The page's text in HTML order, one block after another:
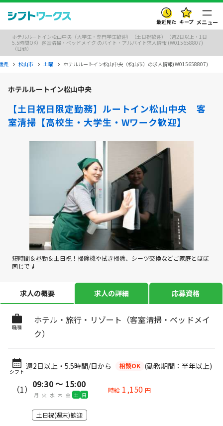
最近見た キープ メニュー
ホテルルートイン松山中央（大学生・専門学生歓迎）（土日祝歓迎）（週2日以上・1日
5.5時間OK）客室清掃・ベッドメイク のバイト・アルバイト求人情報 (W015658807)
（日勤）
県 松山市 土曜 ホテルルートイン松山中央（松山市）の求人情報(W015658807)
ホテルルートイン松山中央
【土日祝日限定勤務】ルートイン松山中央 客
室清掃【高校生・大学生・Wワーク歓迎】
短時間＆昼勤＆土日祝！掃除機や拭き掃除、シーツ交換などご家庭とほぼ
同じです
求人の概要 求人の詳細 応募資格
職種
ホテル・旅行・リゾート（客室清掃・ベッドメイ
ク）
シフト
週2日以上・5.5時間/日から 相談OK (勤務期間：半年以上)
（1） 09:30 〜 15:00
月 火 水 木 金 土 日
時給 1,150 円
土日祝(週末)歓迎